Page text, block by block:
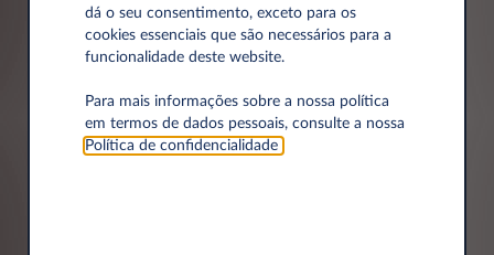
Dados da empresa
Empresa*
dá o seu consentimento, exceto para os
cookies essenciais que são necessários para a
funcionalidade deste website.
Para mais informações sobre a nossa política
em termos de dados pessoais, consulte a nossa
Política de confidencialidade.